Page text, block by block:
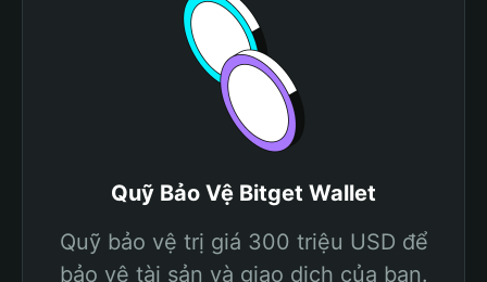
Quỹ Bảo Vệ Bitget Wallet
Quỹ bảo vệ trị giá 300 triệu USD để
bảo vệ tài sản và giao dịch của bạn.